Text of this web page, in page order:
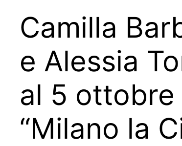
Camilla
e Alessia
al 5
“Milano la